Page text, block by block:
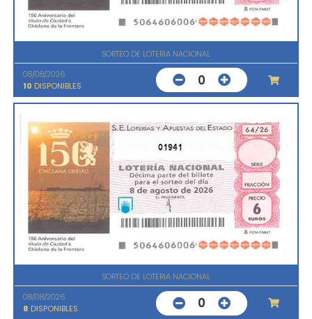
SORTEO DE LOTERIA NACIONAL
08/08/2026
10 DISPONIBLES 0
01941
SORTEO DE LOTERIA NACIONAL
08/08/2026
8 DISPONIBLES 0